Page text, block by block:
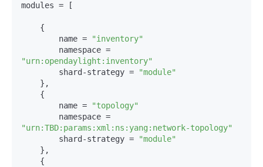
modules = [
        name =
"inventory"
"urn:opendaylight:inventory"
        shard-strategy =
"module"
        name =
"topology"
"urn:TBD:params:xml:ns:yang:network-topology"
        shard-strategy =
"module"